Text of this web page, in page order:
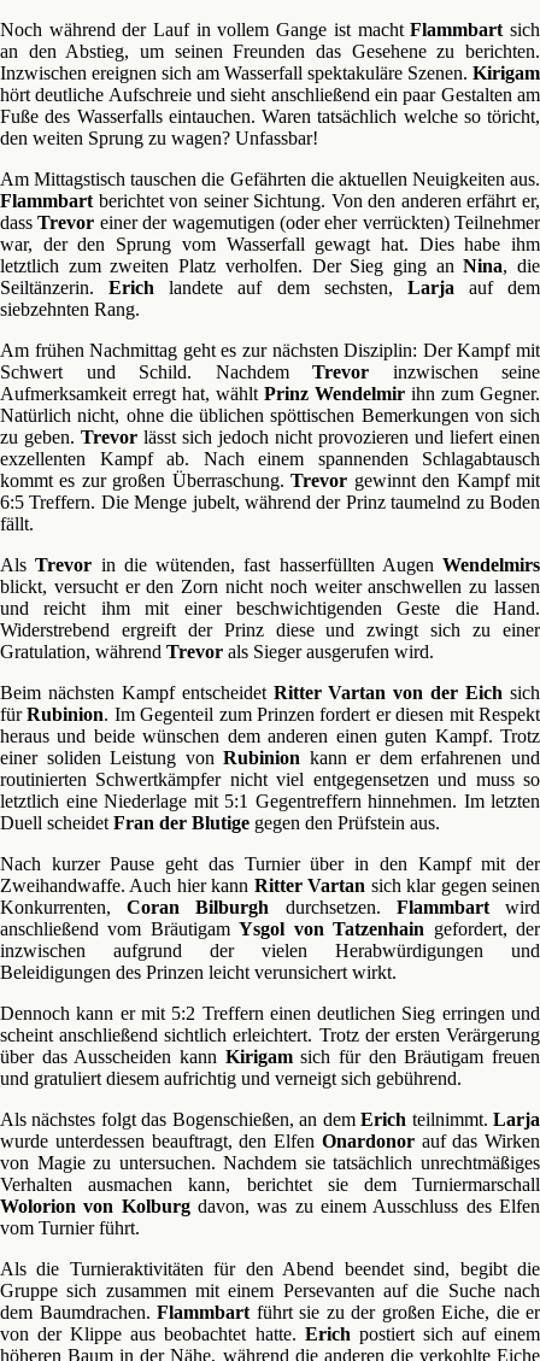
Noch während der Lauf in vollem Gange ist machtFlammbart sich
an den Abstieg, um seinen Freunden das Gesehene zu berichten.
Inzwischen ereignen sich am Wasserfall spektakuläre Szenen. Kirigam
hört deutliche Aufschreie und sieht anschließend ein paar Gestalten am
Fuße des Wasserfalls eintauchen. Waren tatsächlich welche so töricht,
den weiten Sprung zu wagen? Unfassbar!
Am Mittagstisch tauschen die Gefährten die aktuellen Neuigkeiten aus.
Flammbart berichtet von seiner Sichtung. Von den anderen erfährt er,
dassTrevor einer der wagemutigen (oder eher verrückten) Teilnehmer
war, der den Sprung vom Wasserfall gewagt hat. Dies habe ihm
letztlich zum zweiten Platz verholfen. Der Sieg ging anNina, die
Seiltänzerin.Erich landete auf dem sechsten, Larja auf dem
siebzehnten Rang.
Am frühen Nachmittag geht es zur nächsten Disziplin: Der Kampf mit
Schwert und Schild. Nachdem Trevor inzwischen seine
Aufmerksamkeit erregt hat, wählt Prinz Wendelmir ihn zum Gegner.
Natürlich nicht, ohne die üblichen spöttischen Bemerkungen von sich
zu geben. Trevor lässt sich jedoch nicht provozieren und liefert einen
exzellenten Kampf ab. Nach einem spannenden Schlagabtausch
kommt es zur großen Überraschung.Trevor gewinnt den Kampf mit
6:5 Treffern. Die Menge jubelt, während der Prinz taumelnd zu Boden
fällt.
AlsTrevor in die wütenden, fast hasserfüllten Augen Wendelmirs
blickt, versucht er den Zorn nicht noch weiter anschwellen zu lassen
und reicht ihm mit einer beschwichtigenden Geste die Hand.
Widerstrebend ergreift der Prinz diese und zwingt sich zu einer
Gratulation, während Trevor als Sieger ausgerufen wird.
Beim nächsten Kampf entscheidet Ritter Vartan von der Eich sich
fürRubinion. Im Gegenteil zum Prinzen fordert er diesen mit Respekt
heraus und beide wünschen dem anderen einen guten Kampf. Trotz
einer soliden Leistung vonRubinion kann er dem erfahrenen und
routinierten Schwertkämpfer nicht viel entgegensetzen und muss so
letztlich eine Niederlage mit 5:1 Gegentreffern hinnehmen. Im letzten
Duell scheidet Fran der Blutige gegen den Prüfstein aus.
Nach kurzer Pause geht das Turnier über in den Kampf mit der
Zweihandwaffe. Auch hier kann Ritter Vartan sich klar gegen seinen
Konkurrenten,Coran Bilburgh durchsetzen. Flammbartwird
anschließend vom BräutigamYsgol von Tatzenhain gefordert, der
inzwischen aufgrund der vielen Herabwürdigungen und
Beleidigungen des Prinzen leicht verunsichert wirkt.
Dennoch kann er mit 5:2 Treffern einen deutlichen Sieg erringen und
scheint anschließend sichtlich erleichtert. Trotz der ersten Verärgerung
über das Ausscheiden kann Kirigamsich für den Bräutigam freuen
und gratuliert diesem aufrichtig und verneigt sich gebührend.
Als nächstes folgt das Bogenschießen, an demErich teilnimmt.Larja
wurde unterdessen beauftragt, den Elfen Onardonorauf das Wirken
von Magie zu untersuchen. Nachdem sie tatsächlich unrechtmäßiges
Verhalten ausmachen kann, berichtet sie dem Turniermarschall
Wolorion von Kolburgdavon, was zu einem Ausschluss des Elfen
vom Turnier führt.
Als die Turnieraktivitäten für den Abend beendet sind, begibt die
Gruppe sich zusammen mit einem Persevanten auf die Suche nach
dem Baumdrachen. Flammbart führt sie zu der großen Eiche, die er
von der Klippe aus beobachtet hatte. Erich postiert sich auf einem
höheren Baum in der Nähe, während die anderen die verkohlte Eiche